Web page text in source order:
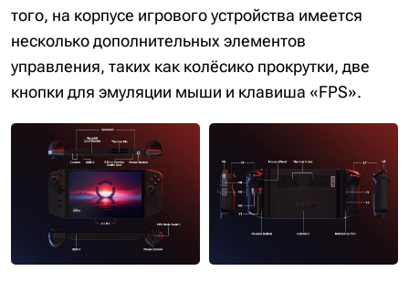
того, на корпусе игрового устройства имеется
несколько дополнительных элементов
управления, таких как колёсико прокрутки, две
кнопки для эмуляции мыши и клавиша «FPS».